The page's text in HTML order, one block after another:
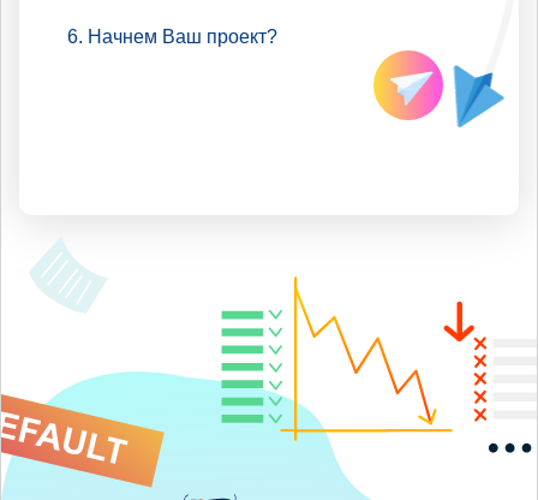
Начнем Ваш проект?